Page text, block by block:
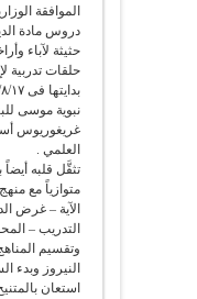
دروس مادة
حثيثة لآباء
حلقات تدربية
نبوية موسى
غريغوريوس
العلمي .
تثقَّل قلبه
متوازياً مع
الآية – غرض
التدريب –
وتقسيم
النيروز وبدء
استعان